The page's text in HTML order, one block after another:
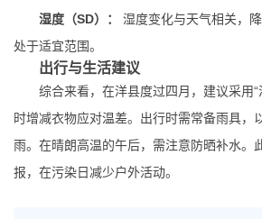
湿度（SD）：
湿度变化与天气相关，
处于适宜范围。
出行与生活建议
综合来看，在洋县度过四月，建议采用
时增减衣物应对温差。出行时需常备雨具，
雨。在晴朗高温的午后，需注意防晒补水。
报，在污染日减少户外活动。